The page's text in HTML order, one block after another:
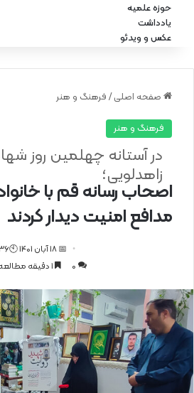
حوزه علمیه
یادداشت
عکس و ویدئو
صفحه اصلی / فرهنگ و هنر
فرهنگ و هنر
اصحاب رسانه قم با
مدافع امنیت دیدار کردند
در آستانه چهلمین روز
زاهدلویی؛
📅 18 آبان 1401 🕙18:36
0